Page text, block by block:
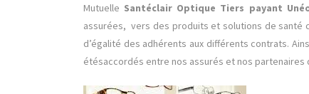
Mutuelle Santéclair Optique Tiers payant
assurées, vers des produits et solutions de santé
d’égalité des adhérents aux différents contrats.
étésaccordés entre nos assurés et nos